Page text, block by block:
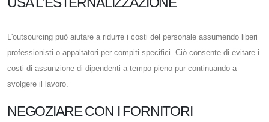
L'outsourcing può aiutare a ridurre i costi del personale assumendo liberi
professionisti o appaltatori per compiti specifici. Ciò consente di evitare i
costi di assunzione di dipendenti a tempo pieno pur continuando a
svolgere il lavoro.
NEGOZIARE CON I FORNITORI